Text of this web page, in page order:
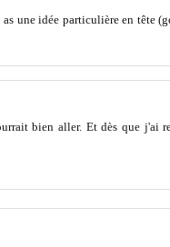
une idée particulière en tête
bien aller. Et dès que j'ai